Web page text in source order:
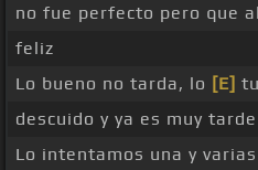
no fue perfecto pero que
feliz
Lo bueno no tarda, lo [E]
descuido y ya es muy
Lo intentamos una y varias